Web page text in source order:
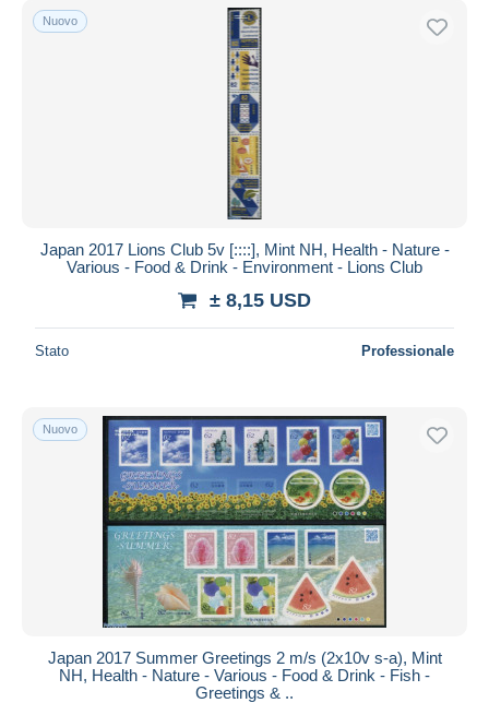
Bonifico bancario
Maestro
Residenza del venditore
Tutto il mondo
Aggiorna
Nuovo
Japan 2017 Lions Club 5v [::::], Mint NH, Health - Nature -
Various - Food & Drink - Environment - Lions Club
± 8,15 USD
Stato Professionale
Nuovo
Japan 2017 Summer Greetings 2 m/s (2x10v s-a), Mint
NH, Health - Nature - Various - Food & Drink - Fish -
Greetings & ..